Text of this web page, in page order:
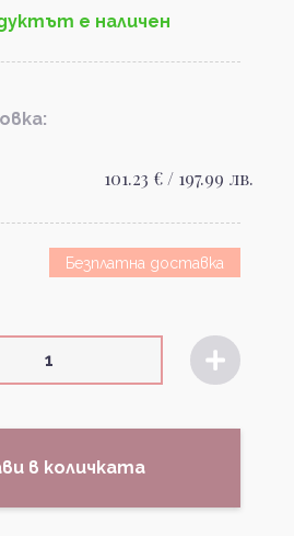
е наличен
101.23 € / 197.99 лв.
Безплатна доставка
в количката